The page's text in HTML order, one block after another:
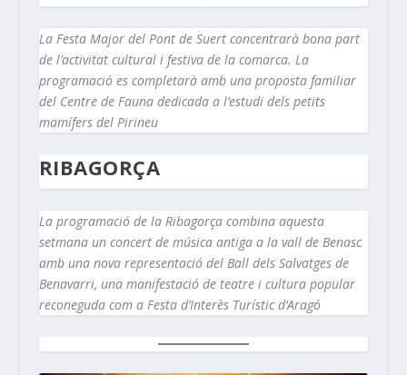
La Festa Major del Pont de Suert concentrarà bona part
de l’activitat cultural i festiva de la comarca. La
programació es completarà amb una proposta familiar
del Centre de Fauna dedicada a l’estudi dels petits
mamífers del Pirineu
RIBAGORÇA
La programació de la Ribagorça combina aquesta
setmana un concert de música antiga a la vall de Benasc
amb una nova representació del Ball dels Salvatges de
Benavarri, una manifestació de teatre i cultura popular
reconeguda com a Festa d’Interès Turístic d’Aragó